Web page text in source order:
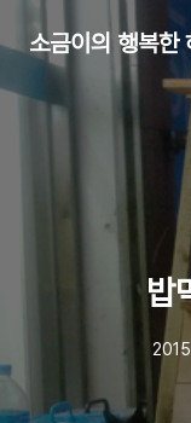
소금이의 행복한
밥